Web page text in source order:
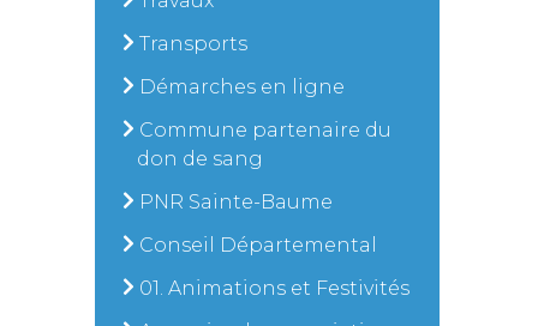
Transports
Démarches en ligne
Commune partenaire du
don de sang
PNR Sainte-Baume
Conseil Départemental
01. Animations et Festivités